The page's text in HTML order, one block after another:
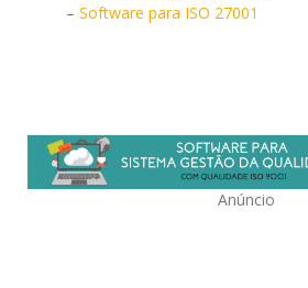
– Software para ISO 27001
Anúncio